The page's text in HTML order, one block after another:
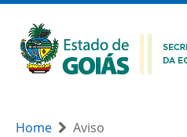
Home Aviso